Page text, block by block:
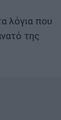
λόγια που
της